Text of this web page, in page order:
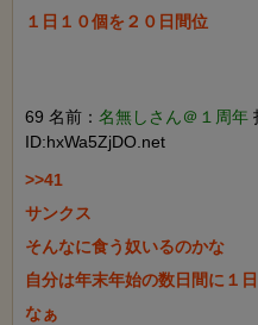
１日１０個を２０日間位
69 名前： 名無しさん＠１周年
ID:hxWa5ZjDO.net
>>41
サンクス
そんなに食う奴いるのかな
自分は年末年始の数日間に１
なぁ